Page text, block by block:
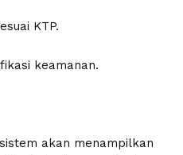
KTP.
keamanan.
akan menampilkan